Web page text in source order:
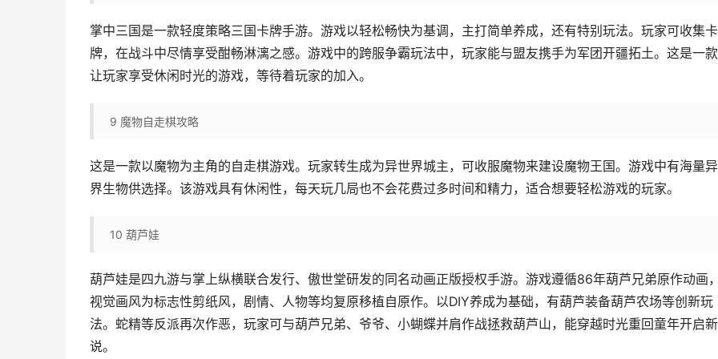
掌中三国是一款轻度策略三国卡牌手游。游戏以轻松畅快为基调，主打简单养成，还有特别玩法。玩家可收集卡
牌，在战斗中尽情享受酣畅淋漓之感。游戏中的跨服争霸玩法中，玩家能与盟友携手为军团开疆拓土。这是一
让玩家享受休闲时光的游戏，等待着玩家的加入。
9 魔物自走棋攻略
这是一款以魔物为主角的自走棋游戏。玩家转生成为异世界城主，可收服魔物来建设魔物王国。游戏中有海量
界生物供选择。该游戏具有休闲性，每天玩几局也不会花费过多时间和精力，适合想要轻松游戏的玩家。
10 葫芦娃
葫芦娃是四九游与掌上纵横联合发行、傲世堂研发的同名动画正版授权手游。游戏遵循86年葫芦兄弟原作动画，
视觉画风为标志性剪纸风，剧情、人物等均复原移植自原作。以DIY养成为基础，有葫芦装备葫芦农场等创新玩
法。蛇精等反派再次作恶，玩家可与葫芦兄弟、爷爷、小蝴蝶并肩作战拯救葫芦山，能穿越时光重回童年开启
说。